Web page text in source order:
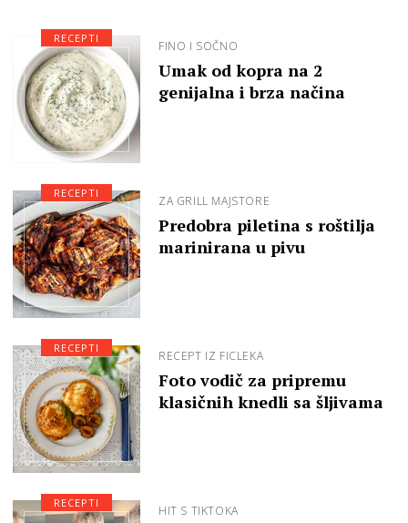
FINO I SOČNO
Umak od kopra na 2
genijalna i brza načina
RECEPTI
ZA GRILL MAJSTORE
Predobra piletina s roštilja
marinirana u pivu
RECEPTI
RECEPT IZ FICLEKA
Foto vodič za pripremu
klasičnih knedli sa šljivama
RECEPTI
HIT S TIKTOKA
RECEPTI